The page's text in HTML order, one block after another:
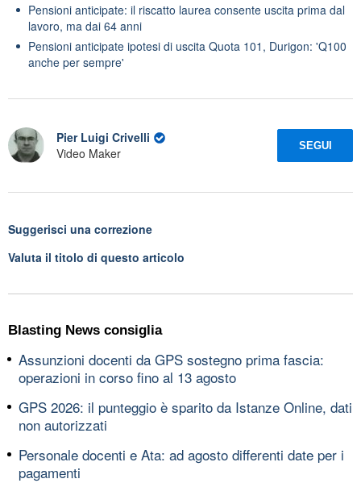
Pensioni anticipate: il riscatto laurea consente uscita prima dal
lavoro, ma dai 64 anni
Pensioni anticipate ipotesi di uscita Quota 101, Durigon: 'Q100
anche per sempre'
Pier Luigi Crivelli
Video Maker
SEGUI
Suggerisci una correzione
Valuta il titolo di questo articolo
Blasting News consiglia
Assunzioni docenti da GPS sostegno prima fascia:
operazioni in corso fino al 13 agosto
GPS 2026: il punteggio è sparito da Istanze Online, dati
non autorizzati
Personale docenti e Ata: ad agosto differenti date per i
pagamenti